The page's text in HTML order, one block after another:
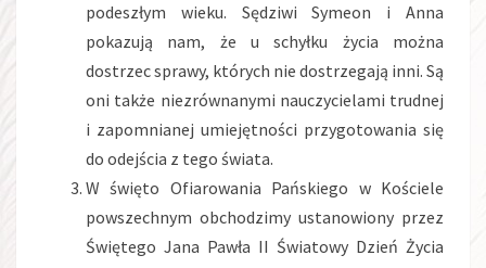
podeszłym wieku. Sędziwi Symeon i Anna
pokazują nam, że u schyłku życia można
dostrzec sprawy, których nie dostrzegają inni. Są
oni także niezrównanymi nauczycielami trudnej
i zapomnianej umiejętności przygotowania się
do odejścia z tego świata.
W święto Ofiarowania Pańskiego w Kościele
powszechnym obchodzimy ustanowiony przez
Świętego Jana Pawła II Światowy Dzień Życia